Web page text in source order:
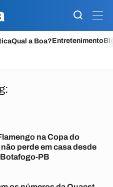
Qual a Boa?Entretenimento
na Copa do
perde em casa desde
PB